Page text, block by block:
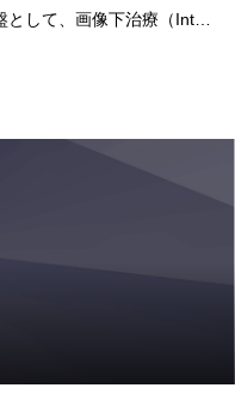
して、画像下治療（Inter